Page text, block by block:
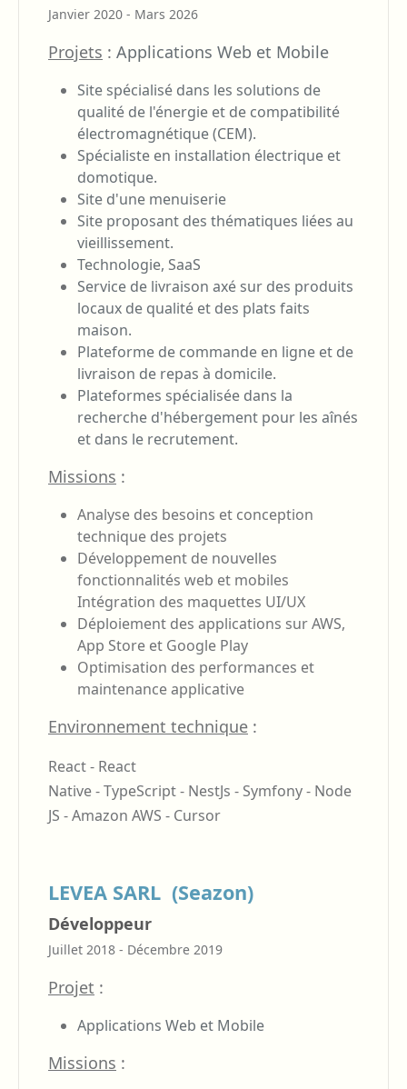
Janvier 2020 - Mars 2026
Projets : Applications Web et Mobile
Site spécialisé dans les solutions de
qualité de l'énergie et de compatibilité
électromagnétique (CEM).
Spécialiste en installation électrique et
domotique.
Site d'une menuiserie
Site proposant des thématiques liées au
vieillissement.
Technologie, SaaS
Service de livraison axé sur des produits
locaux de qualité et des plats faits
maison.
Plateforme de commande en ligne et de
livraison de repas à domicile.
Plateformes spécialisée dans la
recherche d'hébergement pour les aînés
et dans le recrutement.
Missions :
Analyse des besoins et conception
technique des projets
Développement de nouvelles
fonctionnalités web et mobiles
Intégration des maquettes UI/UX
Déploiement des applications sur AWS,
App Store et Google Play
Optimisation des performances et
maintenance applicative
Environnement technique :
React - React
Native - TypeScript - NestJs - Symfony - Node
JS - Amazon AWS - Cursor
LEVEA SARL (Seazon)
Développeur
Juillet 2018 - Décembre 2019
Projet :
Applications Web et Mobile
Missions :